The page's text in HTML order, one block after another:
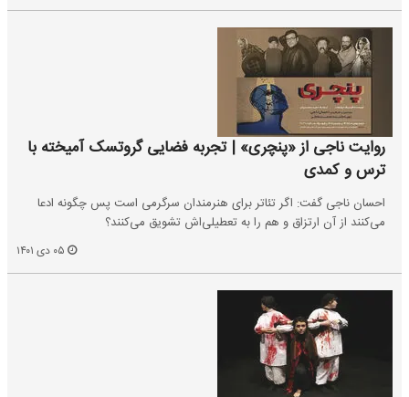
روایت ناجی از «پنچری» | تجربه فضایی گروتسک آمیخته با
ترس و کمدی
احسان ناجی گفت: اگر تئاتر برای هنرمندان سرگرمی است پس چگونه ادعا
می‌کنند از آن ارتزاق و هم را به تعطیلی‌اش تشویق می‌کنند؟